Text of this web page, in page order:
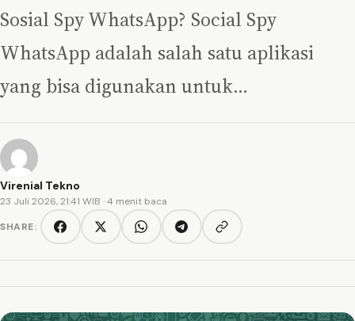
Sosial Spy WhatsApp? Social Spy
WhatsApp adalah salah satu aplikasi
yang bisa digunakan untuk…
Virenial Tekno
23 Juli 2026, 21:41 WIB · 4 menit baca
SHARE:
FacebookTwitter/XWhatsAppTelegramCopy link